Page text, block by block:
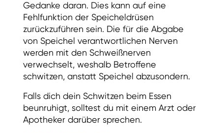
Gedanke daran. Dies kann auf eine
Fehlfunktion der Speicheldrüsen
zurückzuführen sein. Die für die Abgabe
von Speichel verantwortlichen Nerven
werden mit den Schweißnerven
verwechselt, weshalb Betroffene
schwitzen, anstatt Speichel abzusondern.
Falls dich dein Schwitzen beim Essen
beunruhigt, solltest du mit einem Arzt oder
Apotheker darüber sprechen.